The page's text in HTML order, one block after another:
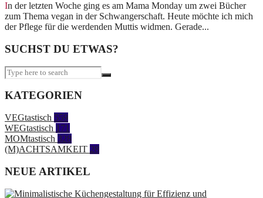
In der letzten Woche ging es am Mama Monday um zwei Bücher
zum Thema vegan in der Schwangerschaft. Heute möchte ich mich
der Pflege für die werdenden Muttis widmen. Gerade...
SUCHST DU ETWAS?
KATEGORIEN
VEGtastisch 559
WEGtastisch 171
MOMtastisch 328
(M)ACHTSAMKEIT 28
NEUE ARTIKEL